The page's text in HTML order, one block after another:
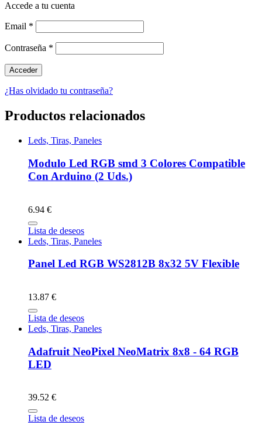
Accede a tu cuenta
Email *
Contraseña *
¿Has olvidado tu contraseña?
Productos relacionados
Leds, Tiras, Paneles
Modulo Led RGB smd 3 Colores Compatible
Con Arduino (2 Uds.)
6.94 €
Lista de deseos
Leds, Tiras, Paneles
Panel Led RGB WS2812B 8x32 5V Flexible
13.87 €
Lista de deseos
Leds, Tiras, Paneles
Adafruit NeoPixel NeoMatrix 8x8 - 64 RGB
LED
39.52 €
Lista de deseos